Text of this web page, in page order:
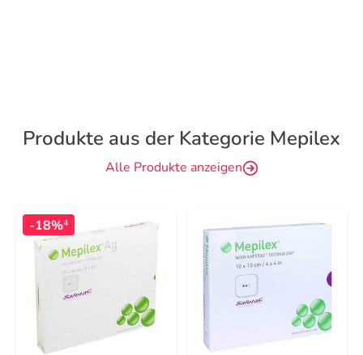
Produkte aus der Kategorie Mepilex
Alle Produkte anzeigen
-18%4